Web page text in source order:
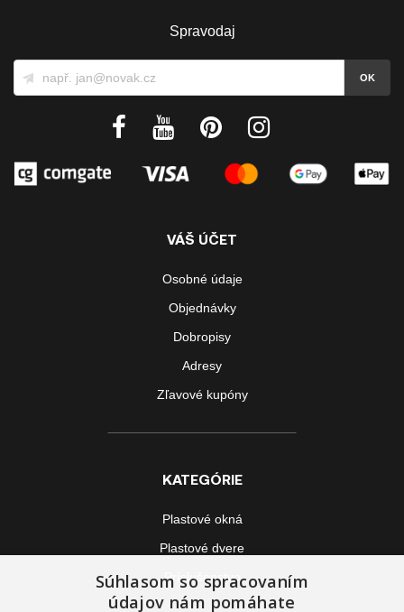
Spravodaj
VÁŠ ÚČET
Osobné údaje
Objednávky
Dobropisy
Adresy
Zľavové kupóny
KATEGÓRIE
Plastové okná
Plastové dvere
Príslušenstvo
Súhlasom so spracovaním
údajov nám pomáhate